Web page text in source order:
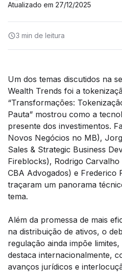
Atualizado em 27/12/2025
3 min de leitura
Um dos temas discutidos na
Wealth Trends foi a
“Transformações:
Pauta” mostrou como a
presente dos investimentos.
Novos Negócios no MB),
Sales & Strategic Business
Fireblocks), Rodrigo
CBA Advogados) e Frederico
traçaram um panorama
tema.
Além da promessa de mais
na distribuição de ativos, o
regulação ainda impõe
destaca internacionalmente,
avanços jurídicos e